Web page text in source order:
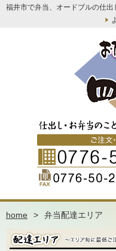
福井市で弁当、オードブルの仕
home > 弁当配達エリア